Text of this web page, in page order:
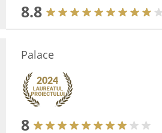
8.8
Palace
8